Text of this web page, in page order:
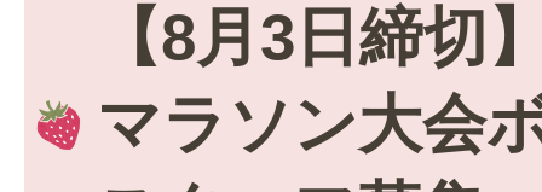
【8月3日締切
マラソン大会